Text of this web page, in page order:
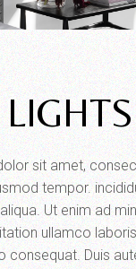
LIGHTS
sit amet,
tempor.
Ut enim ad
ullamco
consequat. Duis